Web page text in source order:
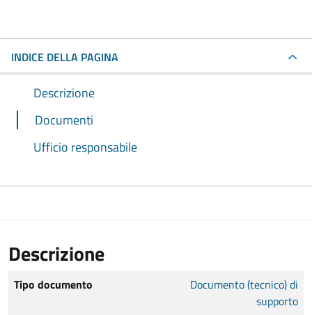
INDICE DELLA PAGINA
Descrizione
Documenti
Ufficio responsabile
Descrizione
Tipo documento
Documento (tecnico) di
supporto